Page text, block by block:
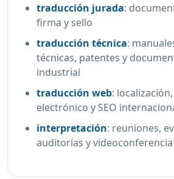
traducción jurada:
firma y sello
traducción técnica:
técnicas, patentes y
industrial
traducción web:
electrónico y SEO
interpretación: reuniones,
auditorías y videoconferencia